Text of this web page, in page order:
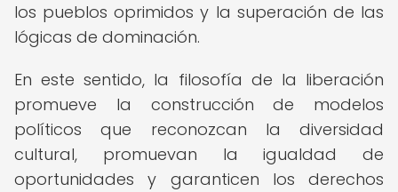
los pueblos oprimidos y la superación de las
lógicas de dominación.
En este sentido, la filosofía de la liberación
promueve la construcción de modelos
políticos que reconozcan la diversidad
cultural, promuevan la igualdad de
oportunidades y garanticen los derechos